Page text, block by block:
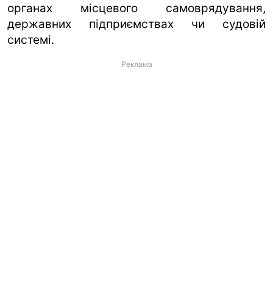
органах місцевого самоврядування,
державних підприємствах чи судовій
системі.
Реклама